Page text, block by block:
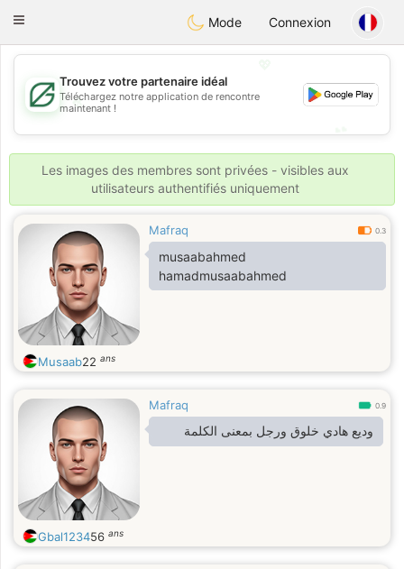
Gulf Dating
Toggle
Mode Connexion
💖
💕
Trouvez votre partenaire idéal
Téléchargez notre application de rencontre
maintenant !
Les images des membres sont privées - visibles aux
utilisateurs authentifiés uniquement
Mafraq 0.3
musaabahmed
hamadmusaabahmed
Musaab22 ans
Mafraq 0.9
وديع هادي خلوق ورجل بمعنى الكلمة
Gbal123456 ans